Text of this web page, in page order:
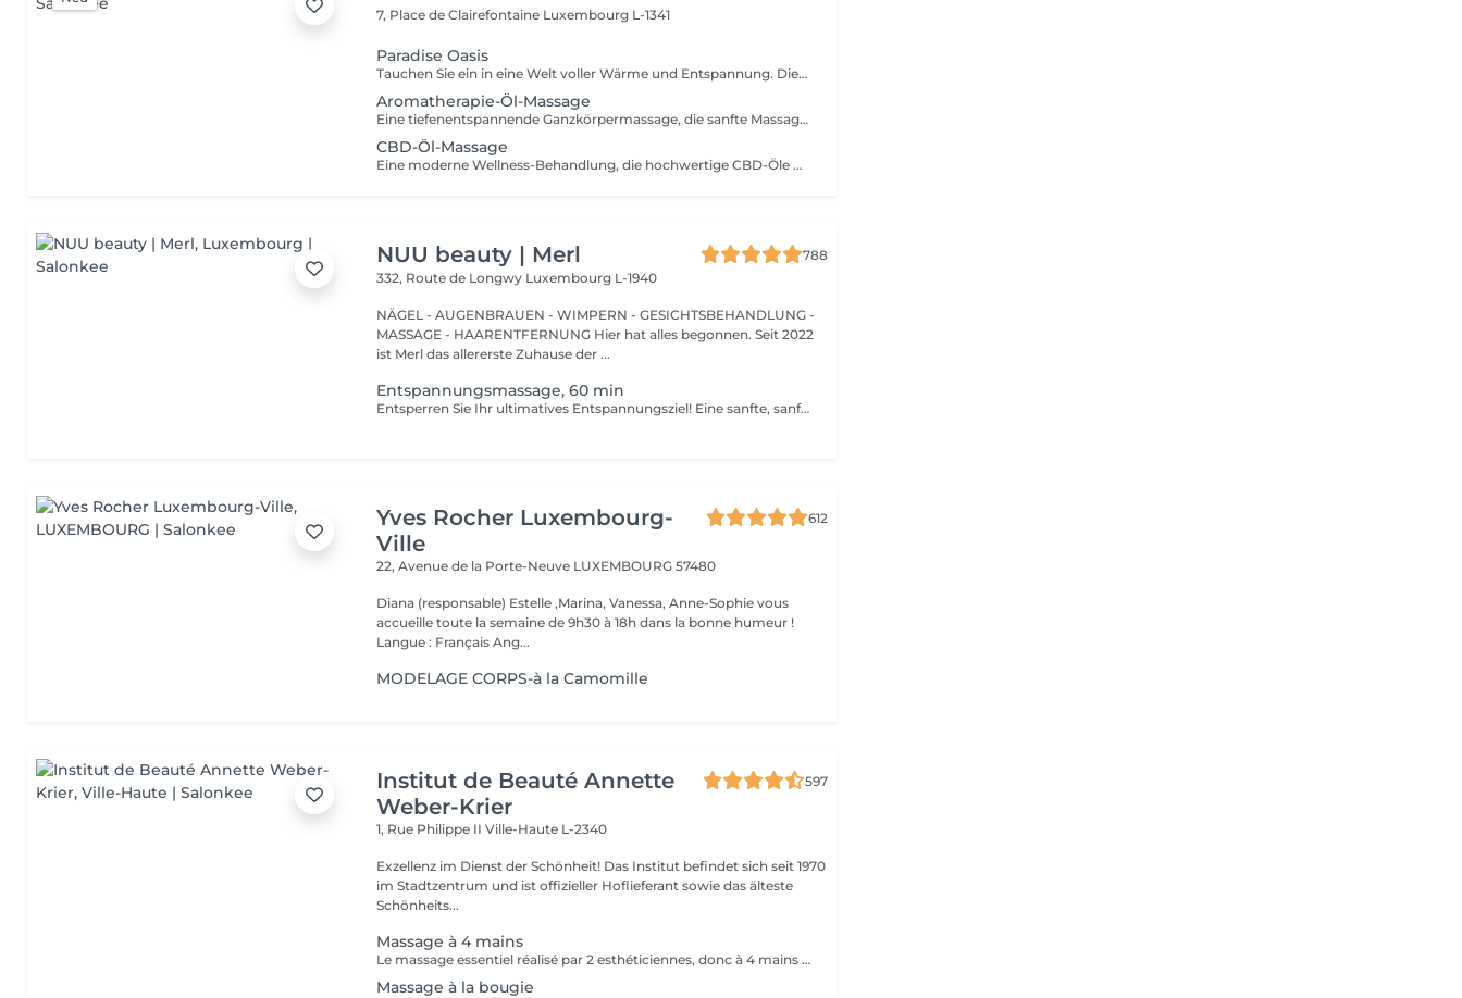
7, Place de Clairefontaine Luxembourg L-1341
Paradise Oasis
Tauchen Sie ein in eine Welt voller Wärme und Entspannung. Dieses luxuriöse Wellness-Ritual kombiniert eine 90-minütige Hot-Stone-Massage mit einer 30-minütigen Thailändischen Fußreflexzonenmassage. Die Behandlung hilft, tiefliegende Verspannungen zu lösen, die Durchblutung zu fördern und Körper und Geist wieder in Einklang zu bringen. Enthalten sind: Hot-Stone-Massage 90 Min. Thailändische Fußreflexzonenmassage 30 Min.
Aromatherapie-Öl-Massage
Eine tiefenentspannende Ganzkörpermassage, die sanfte Massagetechniken mit sorgfältig ausgewählten ätherischen Ölen kombiniert. Die wohltuenden Düfte und fließenden Bewegungen helfen, Muskelverspannungen zu lösen, Stress abzubauen, den Geist zu beruhigen und ein nachhaltiges Gefühl von Wohlbefinden zu fördern.
CBD-Öl-Massage
Eine moderne Wellness-Behandlung, die hochwertige CBD-Öle mit entspannenden Massagetechniken verbindet. Ideal für alle, die sich eine Auszeit vom hektischen Alltag gönnen möchten. Die Behandlung hilft, Muskelspannungen zu lösen und sorgt für ein angenehmes körperliches Wohlgefühl.
NUU beauty | Merl
788
332, Route de Longwy Luxembourg L-1940
NÄGEL - AUGENBRAUEN - WIMPERN - GESICHTSBEHANDLUNG -
MASSAGE - HAARENTFERNUNG Hier hat alles begonnen. Seit 2022
ist Merl das allererste Zuhause der ...
Entspannungsmassage, 60 min
Entsperren Sie Ihr ultimatives Entspannungsziel! Eine sanfte, sanfte Behandlung, die muskuläre Spannungen lindert, die Durchblutung erhöht und ein allgemeines Gefühl der Entspannung fördert. Vorteile einer entspannenden Massage: - verbessert den Schlaf - reduziert Stress - löst Muskelverspannungen Wie wird eine entspannende Massage durchgeführt? - Kopf und Nacken werden massiert - Schultern und Rücken werden massiert - Hände und Arme werden massiert - Füße und Beine werden massiert - Bauch wird massiert Altersbeschränkungen: es gibt keine Altersbeschränkungen für dieses Verfahren. Empfehlungen nach dem Verfahren: treiben Sie 2-3 Stunden nach dem Eingriff keinen Sport und machen Sie keine scharfen Bewegungen. Häufigkeit: 1-2 Mal pro Woche, insgesamt 10 Mal. Wiederholen Sie dies alle 3-6 Monate.
Yves Rocher Luxembourg-
Ville
612
22, Avenue de la Porte-Neuve LUXEMBOURG 57480
Diana (responsable) Estelle ,Marina, Vanessa, Anne-Sophie vous
accueille toute la semaine de 9h30 à 18h dans la bonne humeur !
Langue : Français Ang...
MODELAGE CORPS-à la Camomille
Institut de Beauté Annette
Weber-Krier
597
1, Rue Philippe IIVille-Haute L-2340
Exzellenz im Dienst der Schönheit! Das Institut befindet sich seit 1970
im Stadtzentrum und ist offizieller Hoflieferant sowie das älteste
Schönheits...
Massage à 4 mains
Le massage essentiel réalisé par 2 esthéticiennes, donc à 4 mains est un massage du corps complet aux huiles essentielles, qui apporte une profonde relaxation. C'est une technique favorisant la circulation énergétique et qui réactive le métabolisme. C'est un massage où on retrouve le plaisir de donner et de recevoir. En fait c'est un mélange de différentes techniques : californienne, quant au rythme, la fluidité, manoeuvres enveloppantes, et suédoise, travail précis sur les différentes parties du corps.
Massage à la bougie